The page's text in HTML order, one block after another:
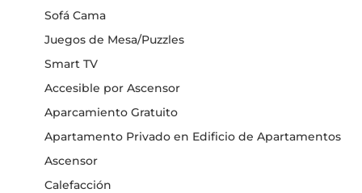
Sofá Cama
Juegos de Mesa/Puzzles
Smart TV
Accesible por Ascensor
Aparcamiento Gratuito
Apartamento Privado en Edificio de Apartamentos
Ascensor
Calefacción